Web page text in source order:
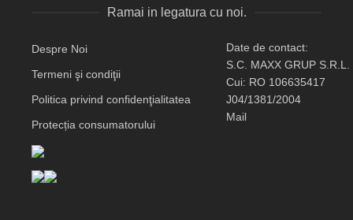
Ramai in legatura cu noi.
Despre Noi
Termeni şi condiţii
Politica privind confidenţialitatea
Protecția consumatorului
Date de contact:
S.C. MAXX GRUP S.R.L.
Cui: RO 106635417
J04/1381/2004
Mail